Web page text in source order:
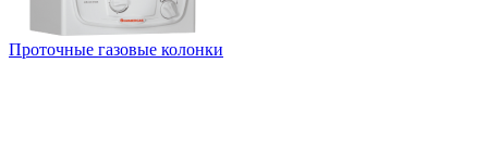
Проточные газовые колонки